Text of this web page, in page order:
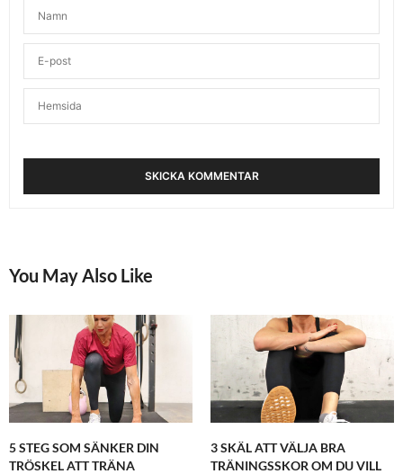
You May Also Like
5 STEG SOM SÄNKER DIN
TRÖSKEL ATT TRÄNA
3 SKÄL ATT VÄLJA BRA
TRÄNINGSSKOR OM DU VILL